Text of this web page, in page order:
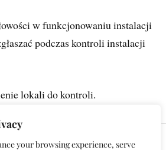
your browsing experience, serve
w funkcjonowaniu instalacji
podczas kontroli instalacji
lokali do kontroli.
NASTĘPNE